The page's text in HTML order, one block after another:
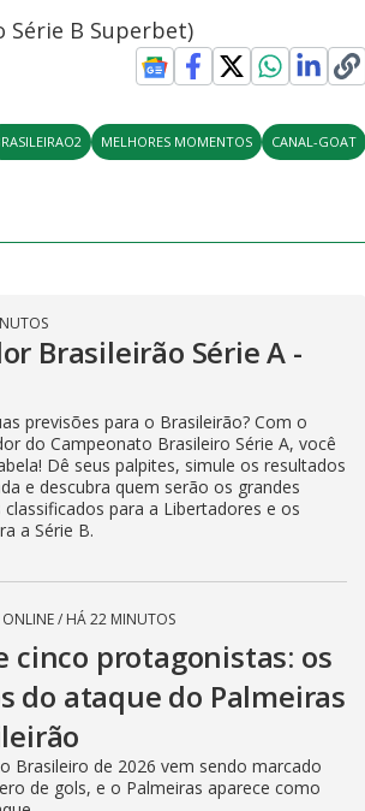
Série B Superbet)
MELHORES MOMENTOS CANAL-GOAT
Brasileirão Série A -
previsões para o Brasileirão? Com o
do Campeonato Brasileiro Série A, você
Dê seus palpites, simule os resultados
e descubra quem serão os grandes
para a Libertadores e os
a Série B.
ONLINE/ HÁ 22 MINUTOS
cinco protagonistas: os
do ataque do Palmeiras
Brasileiro de 2026 vem sendo marcado
de gols, e o Palmeiras aparece como